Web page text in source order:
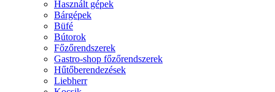
Használt gépek
Bárgépek
Büfé
Bútorok
Főzőrendszerek
Gastro-shop főzőrendszerek
Hűtőberendezések
Liebherr